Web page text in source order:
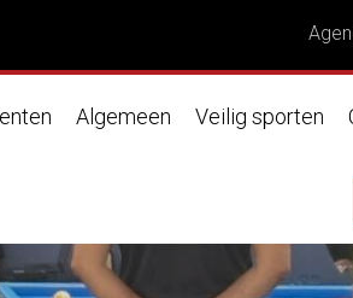
Algemeen Veilig sporten